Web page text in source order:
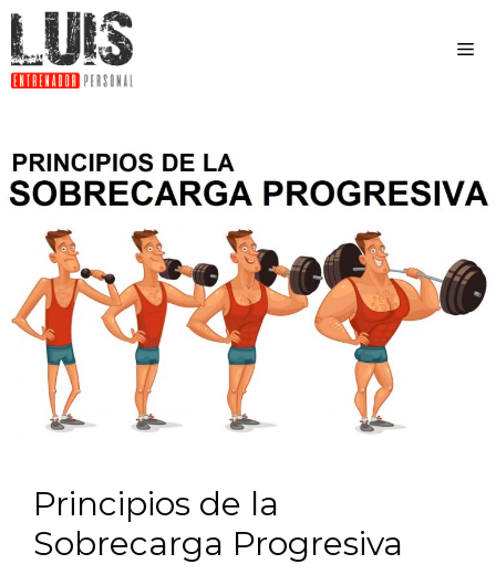
Principios de la
Sobrecarga Progresiva